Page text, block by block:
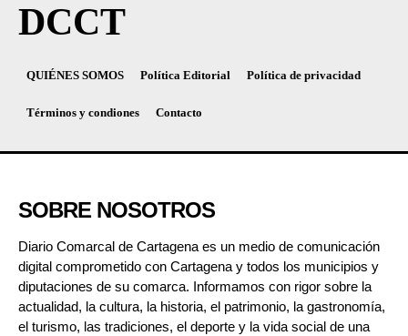
DCCT
QUIÉNES SOMOS Política Editorial Política de privacidad
Términos y condiones Contacto
SOBRE NOSOTROS
Diario Comarcal de Cartagena es un medio de comunicación
digital comprometido con Cartagena y todos los municipios y
diputaciones de su comarca. Informamos con rigor sobre la
actualidad, la cultura, la historia, el patrimonio, la gastronomía,
el turismo, las tradiciones, el deporte y la vida social de una